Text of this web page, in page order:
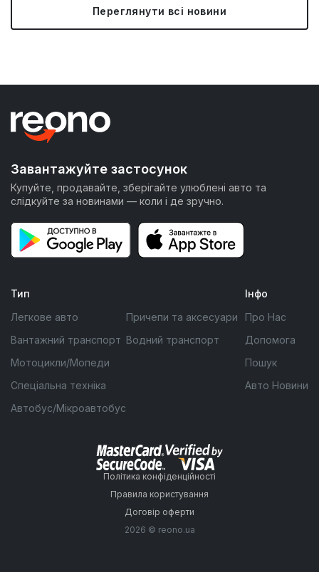
Переглянути всі новини
Завантажуйте застосунок
Купуйте, продавайте, зберігайте улюблені авто та
слідкуйте за новинами — коли і де зручно.
Тип
Легкове авто
Вантажний транспорт
Мотоцикли/Мопеди
Спеціальна техніка
Автобус/Мікроавтобус
Причепи та аксесуари
Водний транспорт
Інфо
Про Нас
Допомога
Пошук
Авто Новини
Політика конфіденційності
Правила користування
Договір оферти
2026 © reono.ua